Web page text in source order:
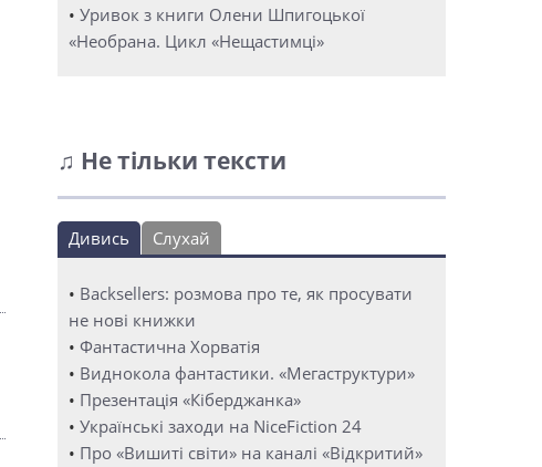
• Уривок з книги Олени Шпигоцької
«Необрана. Цикл «Нещастимці»
♫ Не тільки тексти
Дивись Слухай
• Backsellers: розмова про те, як просувати
не нові книжки
• Фантастична Хорватія
• Виднокола фантастики. «Мегаструктури»
• Презентація «Кіберджанка»
• Українські заходи на NiceFiction 24
• Про «Вишиті світи» на каналі «Відкритий»